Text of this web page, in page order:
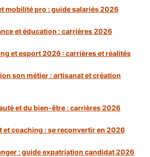
mobilité pro : guide salariés 2026
et éducation : carrières 2026
et esport 2026 : carrières et réalités
son métier : artisanat et création
et du bien-être : carrières 2026
et coaching : se reconvertir en 2026
: guide expatriation candidat 2026